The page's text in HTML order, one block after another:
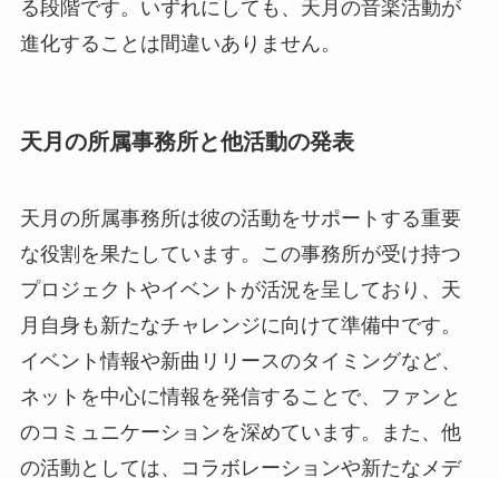
る段階です。いずれにしても、天月の音楽活動が
進化することは間違いありません。
天月の所属事務所と他活動の発表
天月の所属事務所は彼の活動をサポートする重要
な役割を果たしています。この事務所が受け持つ
プロジェクトやイベントが活況を呈しており、天
月自身も新たなチャレンジに向けて準備中です。
イベント情報や新曲リリースのタイミングなど、
ネットを中心に情報を発信することで、ファンと
のコミュニケーションを深めています。また、他
の活動としては、コラボレーションや新たなメデ